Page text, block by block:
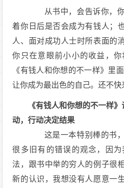
从书中，会告诉你，你
着你日后是否会成为有钱人；
人、面对成功人士时所表面的
你只在意眼前小小的收益，你
《有钱人和你想的不一样》里
让你成为最出色的自己。还不快
《有钱人和你想的不一样
动，行动决定结果
这是一本特别棒的书，
很多旧有的错误的观念，因
法，跟书中举的穷人的例子很
新的认识，我想没有人愿意一